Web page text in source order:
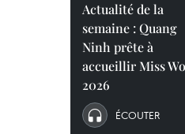
Actualité de la
semaine : Quang
Ninh prête à
accueillir Miss
2026
ÉCOUTER